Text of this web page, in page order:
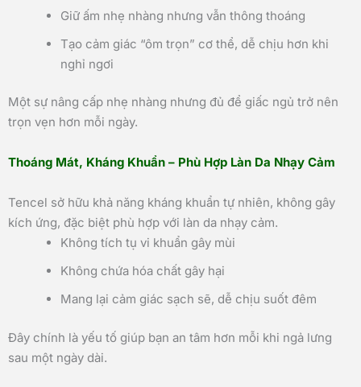
Giữ ấm nhẹ nhàng nhưng vẫn thông thoáng
Tạo cảm giác “ôm trọn” cơ thể, dễ chịu hơn khi
nghỉ ngơi
Một sự nâng cấp nhẹ nhàng nhưng đủ để giấc ngủ trở nên
trọn vẹn hơn mỗi ngày.
Thoáng Mát, Kháng Khuẩn – Phù Hợp Làn Da Nhạy Cảm
Tencel sở hữu khả năng kháng khuẩn tự nhiên, không gây
kích ứng, đặc biệt phù hợp với làn da nhạy cảm.
Không tích tụ vi khuẩn gây mùi
Không chứa hóa chất gây hại
Mang lại cảm giác sạch sẽ, dễ chịu suốt đêm
Đây chính là yếu tố giúp bạn an tâm hơn mỗi khi ngả lưng
sau một ngày dài.